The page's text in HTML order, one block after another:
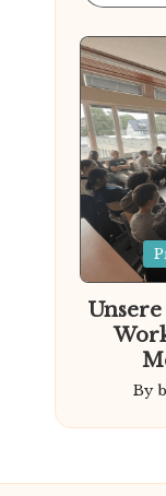
Posted
in
by
By